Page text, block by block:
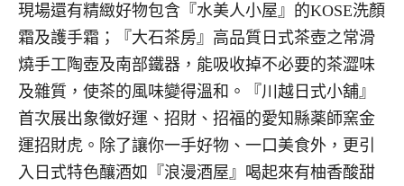
現場還有精緻好物包含『水美人小屋』的KOSE洗顏
霜及護手霜；『大石茶房』高品質日式茶壺之常滑
燒手工陶壺及南部鐵器，能吸收掉不必要的茶澀味
及雜質，使茶的風味變得溫和。『川越日式小舖』
首次展出象徵好運、招財、招福的愛知縣薬師窯金
運招財虎。除了讓你一手好物、一口美食外，更引
入日式特色釀酒如『浪漫酒屋』喝起來有柚香酸甜